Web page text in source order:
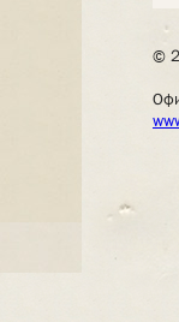
©